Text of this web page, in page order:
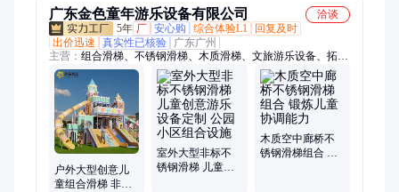
广东金色童年游乐设备有限公司
洽谈
5年 厂 安心购 综合体验L1
回复及时
出价迅速
真实性已核验
广东广州
主营： 组合滑梯、不锈钢滑梯、木质滑梯、文旅游乐设备、拓展
娱乐设施、无动力游乐设备、户外游乐设施、大型滑梯、廊桥组
合滑梯、幼儿园滑梯、彩虹滑梯
户外大型创意儿
童组合滑梯 非标
室外大型非标不
锈钢滑梯 儿童创
木质空中廊桥不
锈钢滑梯组合 锻